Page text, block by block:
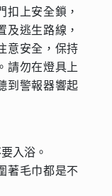
扣上安全鎖，
及逃生路線，
意安全，保持
請勿在燈具上
到警報器響起
入浴。
著毛巾都是不